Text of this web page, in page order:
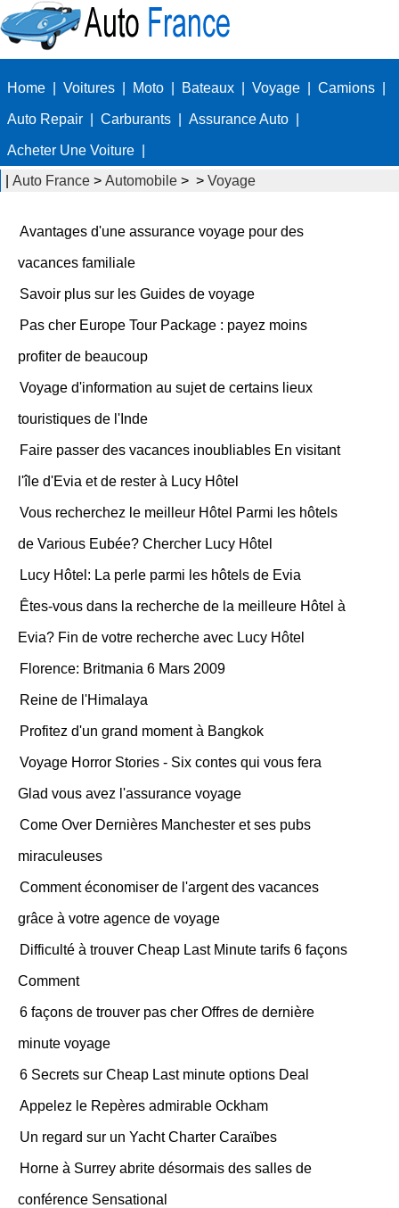
Home Voitures Moto Bateaux Voyage Camions
Auto Repair Carburants Assurance Auto
Acheter Une Voiture
Auto France > Automobile > > Voyage
Avantages d'une assurance voyage pour des
vacances familiale
Savoir plus sur les Guides de voyage
Pas cher Europe Tour Package : payez moins
profiter de beaucoup
Voyage d'information au sujet de certains lieux
touristiques de l'Inde
Faire passer des vacances inoubliables En visitant
l'île d'Evia et de rester à Lucy Hôtel
Vous recherchez le meilleur Hôtel Parmi les hôtels
de Various Eubée? Chercher Lucy Hôtel
Lucy Hôtel: La perle parmi les hôtels de Evia
Êtes-vous dans la recherche de la meilleure Hôtel à
Evia? Fin de votre recherche avec Lucy Hôtel
Florence: Britmania 6 Mars 2009
Reine de l'Himalaya
Profitez d'un grand moment à Bangkok
Voyage Horror Stories - Six contes qui vous fera
Glad vous avez l'assurance voyage
Come Over Dernières Manchester et ses pubs
miraculeuses
Comment économiser de l'argent des vacances
grâce à votre agence de voyage
Difficulté à trouver Cheap Last Minute tarifs 6 façons
Comment
6 façons de trouver pas cher Offres de dernière
minute voyage
6 Secrets sur Cheap Last minute options Deal
Appelez le Repères admirable Ockham
Un regard sur un Yacht Charter Caraïbes
Horne à Surrey abrite désormais des salles de
conférence Sensational